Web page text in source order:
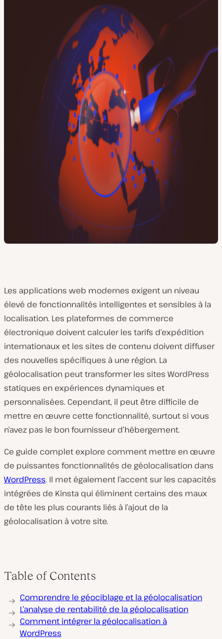
Les applications web modernes exigent un niveau
élevé de fonctionnalités intelligentes et sensibles à la
localisation. Les plateformes de commerce
électronique doivent calculer les tarifs d’expédition
internationaux et les sites de contenu doivent diffuser
des nouvelles spécifiques à une région. La
géolocalisation peut transformer les sites WordPress
statiques en expériences dynamiques et
personnalisées. Cependant, il peut être difficile de
mettre en œuvre cette fonctionnalité, surtout si vous
n’avez pas le bon fournisseur d’hébergement.
Ce guide complet explore comment mettre en œuvre
de puissantes fonctionnalités de géolocalisation dans
WordPress. Il met également l’accent sur les capacités
intégrées de Kinsta qui éliminent certains des maux
de tête les plus courants liés à l’ajout de la
géolocalisation à votre site.
Table of Contents
Comprendre le géociblage et la géolocalisation
L’analyse de rentabilité de la géolocalisation
Comment intégrer la géolocalisation à
WordPress